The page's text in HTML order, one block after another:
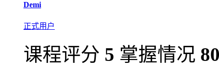
Demi
正式用户
课程评分 5 掌握情况